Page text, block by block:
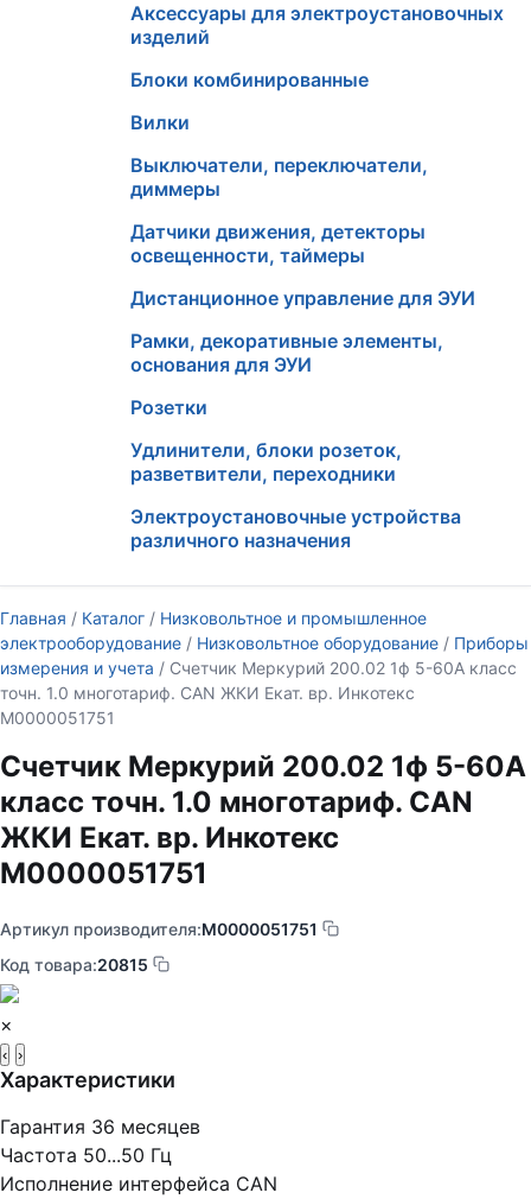
Аксессуары для электроустановочных
изделий
Блоки комбинированные
Вилки
Выключатели, переключатели,
диммеры
Датчики движения, детекторы
освещенности, таймеры
Дистанционное управление для ЭУИ
Рамки, декоративные элементы,
основания для ЭУИ
Розетки
Удлинители, блоки розеток,
разветвители, переходники
Электроустановочные устройства
различного назначения
Главная / Каталог / Низковольтное и промышленное
электрооборудование / Низковольтное оборудование / Приборы
измерения и учета / Счетчик Меркурий 200.02 1ф 5-60А класс
точн. 1.0 многотариф. CAN ЖКИ Екат. вр. Инкотекс
М0000051751
Счетчик Меркурий 200.02 1ф 5-60А
класс точн. 1.0 многотариф. CAN
ЖКИ Екат. вр. Инкотекс
М0000051751
Артикул производителя:М0000051751
Код товара:20815
×
‹ ›
Характеристики
Гарантия 36 месяцев
Частота 50...50 Гц
Исполнение интерфейса CAN